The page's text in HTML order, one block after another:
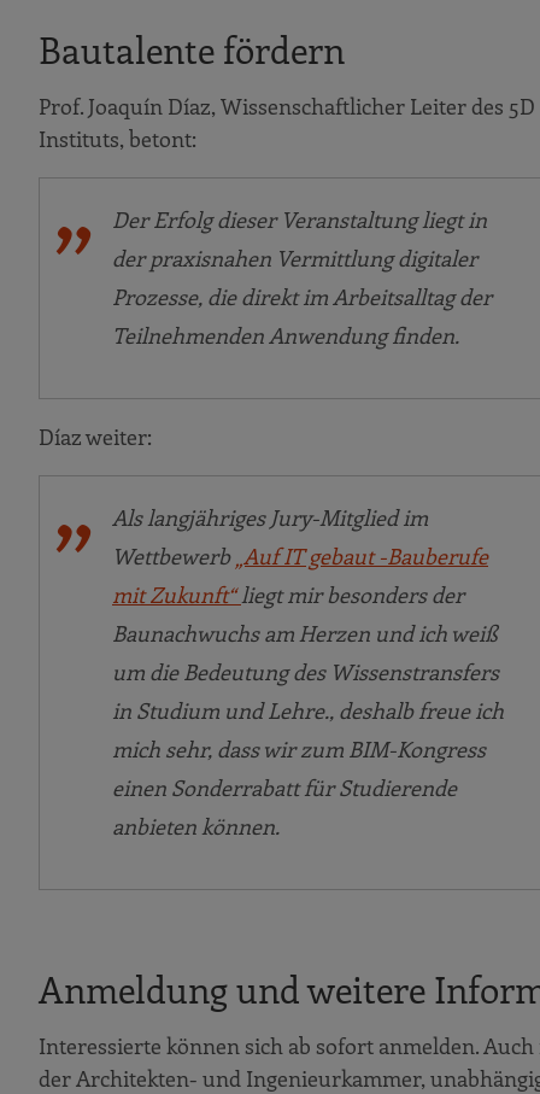
Bautalente fördern
Prof. Joaquín Díaz, Wissenschaftlicher Leiter des 5D
Instituts, betont:
Der Erfolg dieser Veranstaltung liegt in
der praxisnahen Vermittlung digitaler
Prozesse, die direkt im Arbeitsalltag der
Teilnehmenden Anwendung finden.
Díaz weiter:
Als langjähriges Jury-Mitglied im
Wettbewerb„Auf IT gebaut -Bauberufe
mit Zukunft“liegt mir besonders der
Baunachwuchs am Herzen und ich weiß
um die Bedeutung des Wissenstransfers
in Studium und Lehre., deshalb freue ich
mich sehr, dass wir zum BIM-Kongress
einen Sonderrabatt für Studierende
anbieten können.
Anmeldung und weitere
Interessierte können sich ab sofort anmelden.
der Architekten- und Ingenieurkammer,